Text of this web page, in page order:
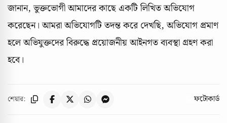
জানান, ভুক্তভোগী আমাদের কাছে একটি লিখিত অভিযোগ
করেছেন। আমরা অভিযোগটি তদন্ত করে দেখছি, অভিযোগ প্রমাণ
হলে অভিযুক্তদের বিরুদ্ধে প্রয়োজনীয় আইনগত ব্যবস্থা গ্রহণ করা
হবে।
শেয়ার: ফটোকার্ড